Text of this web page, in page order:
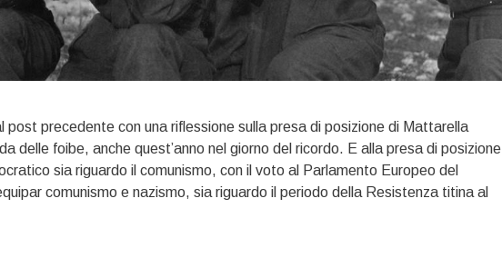
post precedente con una riflessione sulla presa di posizione di Mattarella
delle foibe, anche quest’anno nel giorno del ricordo. E alla presa di posizione
sia riguardo il comunismo, con il voto al Parlamento Europeo del
comunismo e nazismo, sia riguardo il periodo della Resistenza titina al